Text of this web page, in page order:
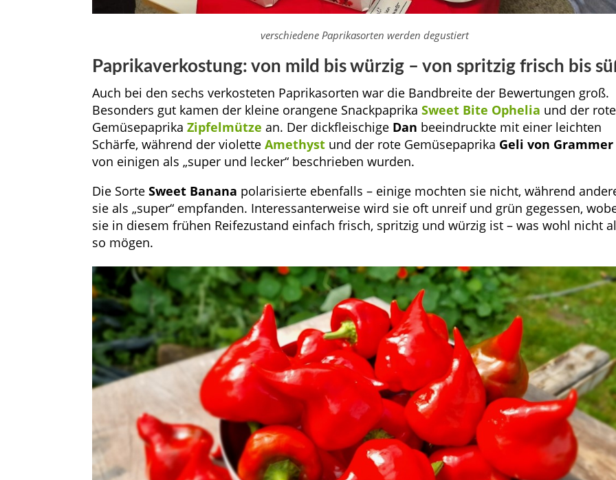
verschiedene Paprikasorten werden degustiert
Paprikaverkostung: von mild bis würzig – von spritzig frisch bis
Auch bei den sechs verkosteten Paprikasorten war die Bandbreite der Bewertungen groß.
Besonders gut kamen der kleine orangene SnackpaprikaSweet Bite Ophelia und der rote
GemüsepaprikaZipfelmütze an. Der dickfleischige Dan beeindruckte mit einer leichten
Schärfe, während der violetteAmethyst und der rote Gemüsepaprika Geli von Grammer
von einigen als „super und lecker“ beschrieben wurden.
Die SorteSweet Banana polarisierte ebenfalls – einige mochten sie nicht, während
sie als „super“ empfanden. Interessanterweise wird sie oft unreif und grün gegessen,
sie in diesem frühen Reifezustand einfach frisch, spritzig und würzig ist – was wohl nicht
so mögen.